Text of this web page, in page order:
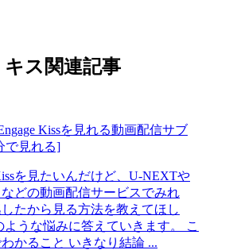
ス関連記事
Kissを見れる動画配信サブ
で見れる]
を見たいんだけど、U-NEXTや
などの動画配信サービスでみれ
たから見る方法を教えてほし
ような悩みに答えていきます。 こ
かること いきなり結論 ...